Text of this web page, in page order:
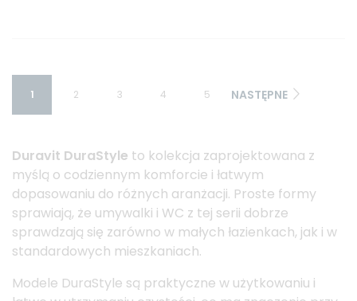
1 2 3 4 5 NASTĘPNE
Duravit DuraStyle to kolekcja zaprojektowana z
myślą o codziennym komforcie i łatwym
dopasowaniu do różnych aranżacji. Proste formy
sprawiają, że umywalki i WC z tej serii dobrze
sprawdzają się zarówno w małych łazienkach, jak i w
standardowych mieszkaniach.
Modele DuraStyle są praktyczne w użytkowaniu i